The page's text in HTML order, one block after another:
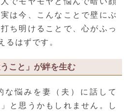
は今、こんなことで壁にぶ
ち明けることで、心がふっ
るはずです。
こと」が絆を生む
な悩みを妻（夫）に話して
と思うかもしれません。し